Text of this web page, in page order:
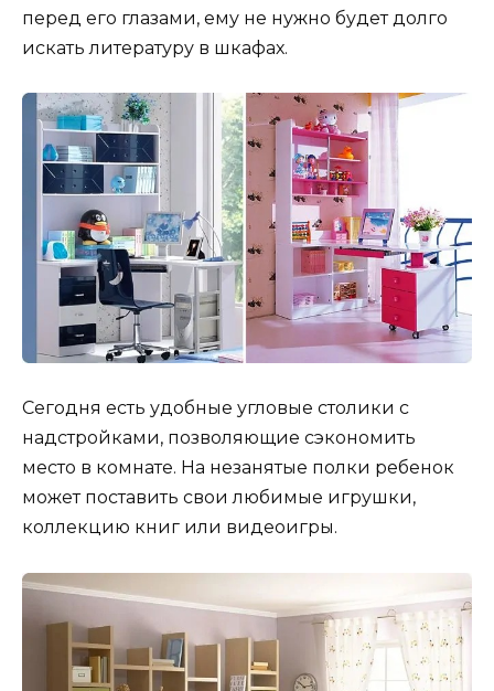
перед его глазами, ему не нужно будет долго
искать литературу в шкафах.
Сегодня есть удобные угловые столики с
надстройками, позволяющие сэкономить
место в комнате. На незанятые полки ребенок
может поставить свои любимые игрушки,
коллекцию книг или видеоигры.